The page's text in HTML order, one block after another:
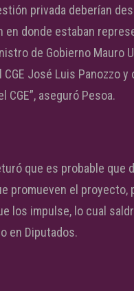
privada deberían
en donde estaban
de Gobierno Mauro
José Luis Panozzo y
CGE”, aseguró Pesoa.
que es probable que
promueven el proyecto,
los impulse, lo cual
en Diputados.